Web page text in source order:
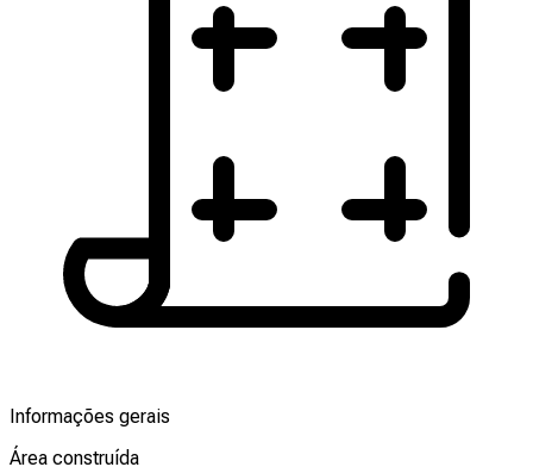
Informações gerais
Área construída